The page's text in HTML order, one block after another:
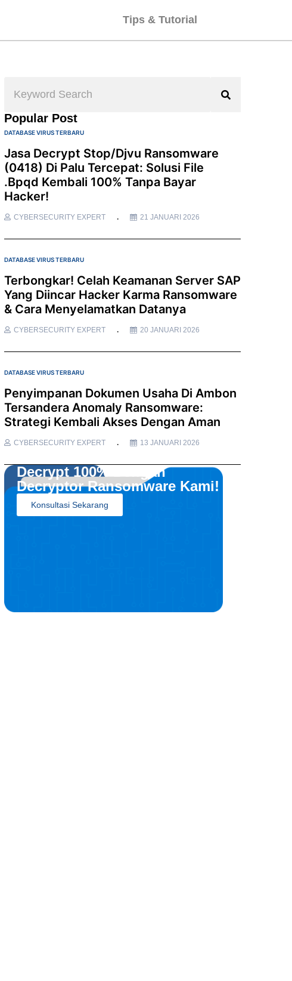
Tips & Tutorial
Popular Post
DATABASE VIRUS TERBARU
Jasa Decrypt Stop/Djvu Ransomware
(0418) Di Palu Tercepat: Solusi File
.bpqd Kembali 100% Tanpa Bayar
Hacker!
CYBERSECURITY EXPERT 21 JANUARI 2026
DATABASE VIRUS TERBARU
Terbongkar! Celah Keamanan Server SAP
Yang Diincar Hacker Karma Ransomware
& Cara Menyelamatkan Datanya
CYBERSECURITY EXPERT 20 JANUARI 2026
DATABASE VIRUS TERBARU
Penyimpanan Dokumen Usaha Di Ambon
Tersandera Anomaly Ransomware:
Strategi Kembali Akses Dengan Aman
CYBERSECURITY EXPERT 13 JANUARI 2026
Decrypt 100% Dengan
Decryptor Ransomware Kami!
Konsultasi Sekarang